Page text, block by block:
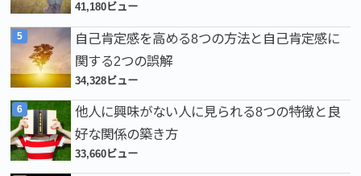
41,180ビュー
自己肯定感を高める8つの方法と自己肯定感に
関する2つの誤解
34,328ビュー
他人に興味がない人に見られる8つの特徴と良
好な関係の築き方
33,660ビュー